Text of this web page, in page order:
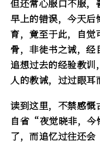
但还常心服口不服，
早上的错误，今天后
育，竟至于此，自
骨，非徒书之诫，经
追想过去的经验教
人的教诫，过过眼耳
读到这里，不禁感慨
自省“夜觉晓非，
了，而追忆过往还